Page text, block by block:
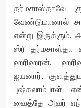
தர்மசாஸ்தாவே
வேண்டுமானால்
என்று இருக்கும்.
ஸ்ரீ தர்மசாஸ்தா
ஹரிஹரன்,
ஐயனார்,
புஷ்கலாம்பாள்
வைத்தே அவர்